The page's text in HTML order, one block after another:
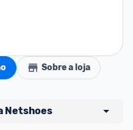
Sobre a loja
Netshoes